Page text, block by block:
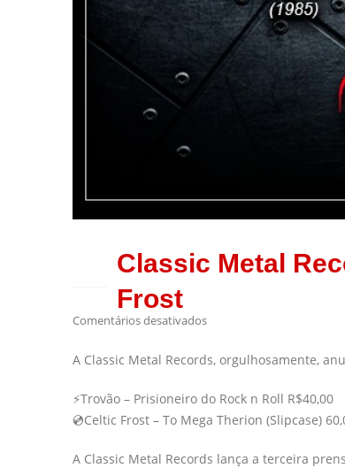
Classic Metal
Frost
Comentários desativados
A Classic Metal Records, orgulhosamente,
⚡️Trovão – Prisioneiro do Rock n Roll R$40,00
💿Celtic Frost – To Mega Therion (Slipcase)
A Classic Metal Records lança a terceira